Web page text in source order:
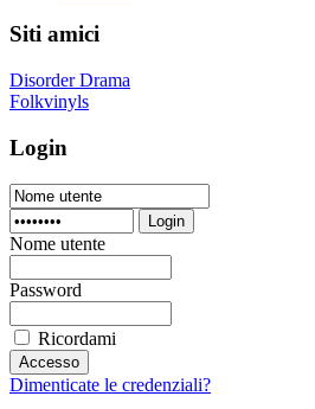
Siti amici
Disorder Drama
Folkvinyls
Login
Login
Nome utente
Password
Ricordami
Dimenticate le credenziali?